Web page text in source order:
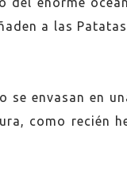
a las
se envasan en
como recién